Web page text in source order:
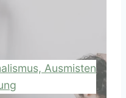
Ausmisten